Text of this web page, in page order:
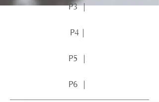
P3 ｜
P4｜
P5 ｜
P6 ｜